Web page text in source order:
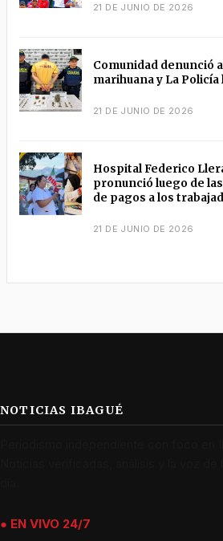
21 DE JUNIO DE 2026
Comunidad denunció
marihuana y La
21 DE JUNIO DE 2026
Hospital Federico
pronunció luego de
de pagos a los
21 DE JUNIO DE 2026
NOTICIAS IBAGUÉ
● EN VIVO 24/7